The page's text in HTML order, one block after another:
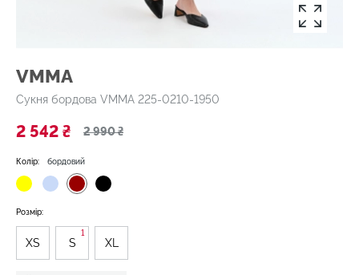
VMMA
Сукня бордова VMMA 225-0210-1950
2 542 ₴ 2 990 ₴
Колір: бордовий
Розмір:
XS S
1
XL